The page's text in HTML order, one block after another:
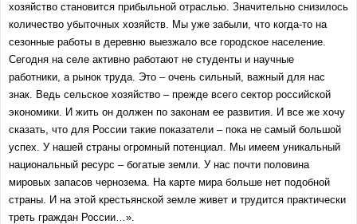
хозяйство становится прибыльной отраслью. Значительно снизилось
количество убыточных хозяйств. Мы уже забыли, что когда-то на
сезонные работы в деревню выезжало все городское население.
Сегодня на селе активно работают не студенты и научные
работники, а рынок труда. Это – очень сильный, важный для нас
знак. Ведь сельское хозяйство – прежде всего сектор российской
экономики. И жить он должен по законам ее развития. И все же хочу
сказать, что для России такие показатели – пока не самый большой
успех. У нашей страны огромный потенциал. Мы имеем уникальный
национальный ресурс – богатые земли. У нас почти половина
мировых запасов чернозема. На карте мира больше нет подобной
страны. И на этой крестьянской земле живет и трудится практически
треть граждан России…».